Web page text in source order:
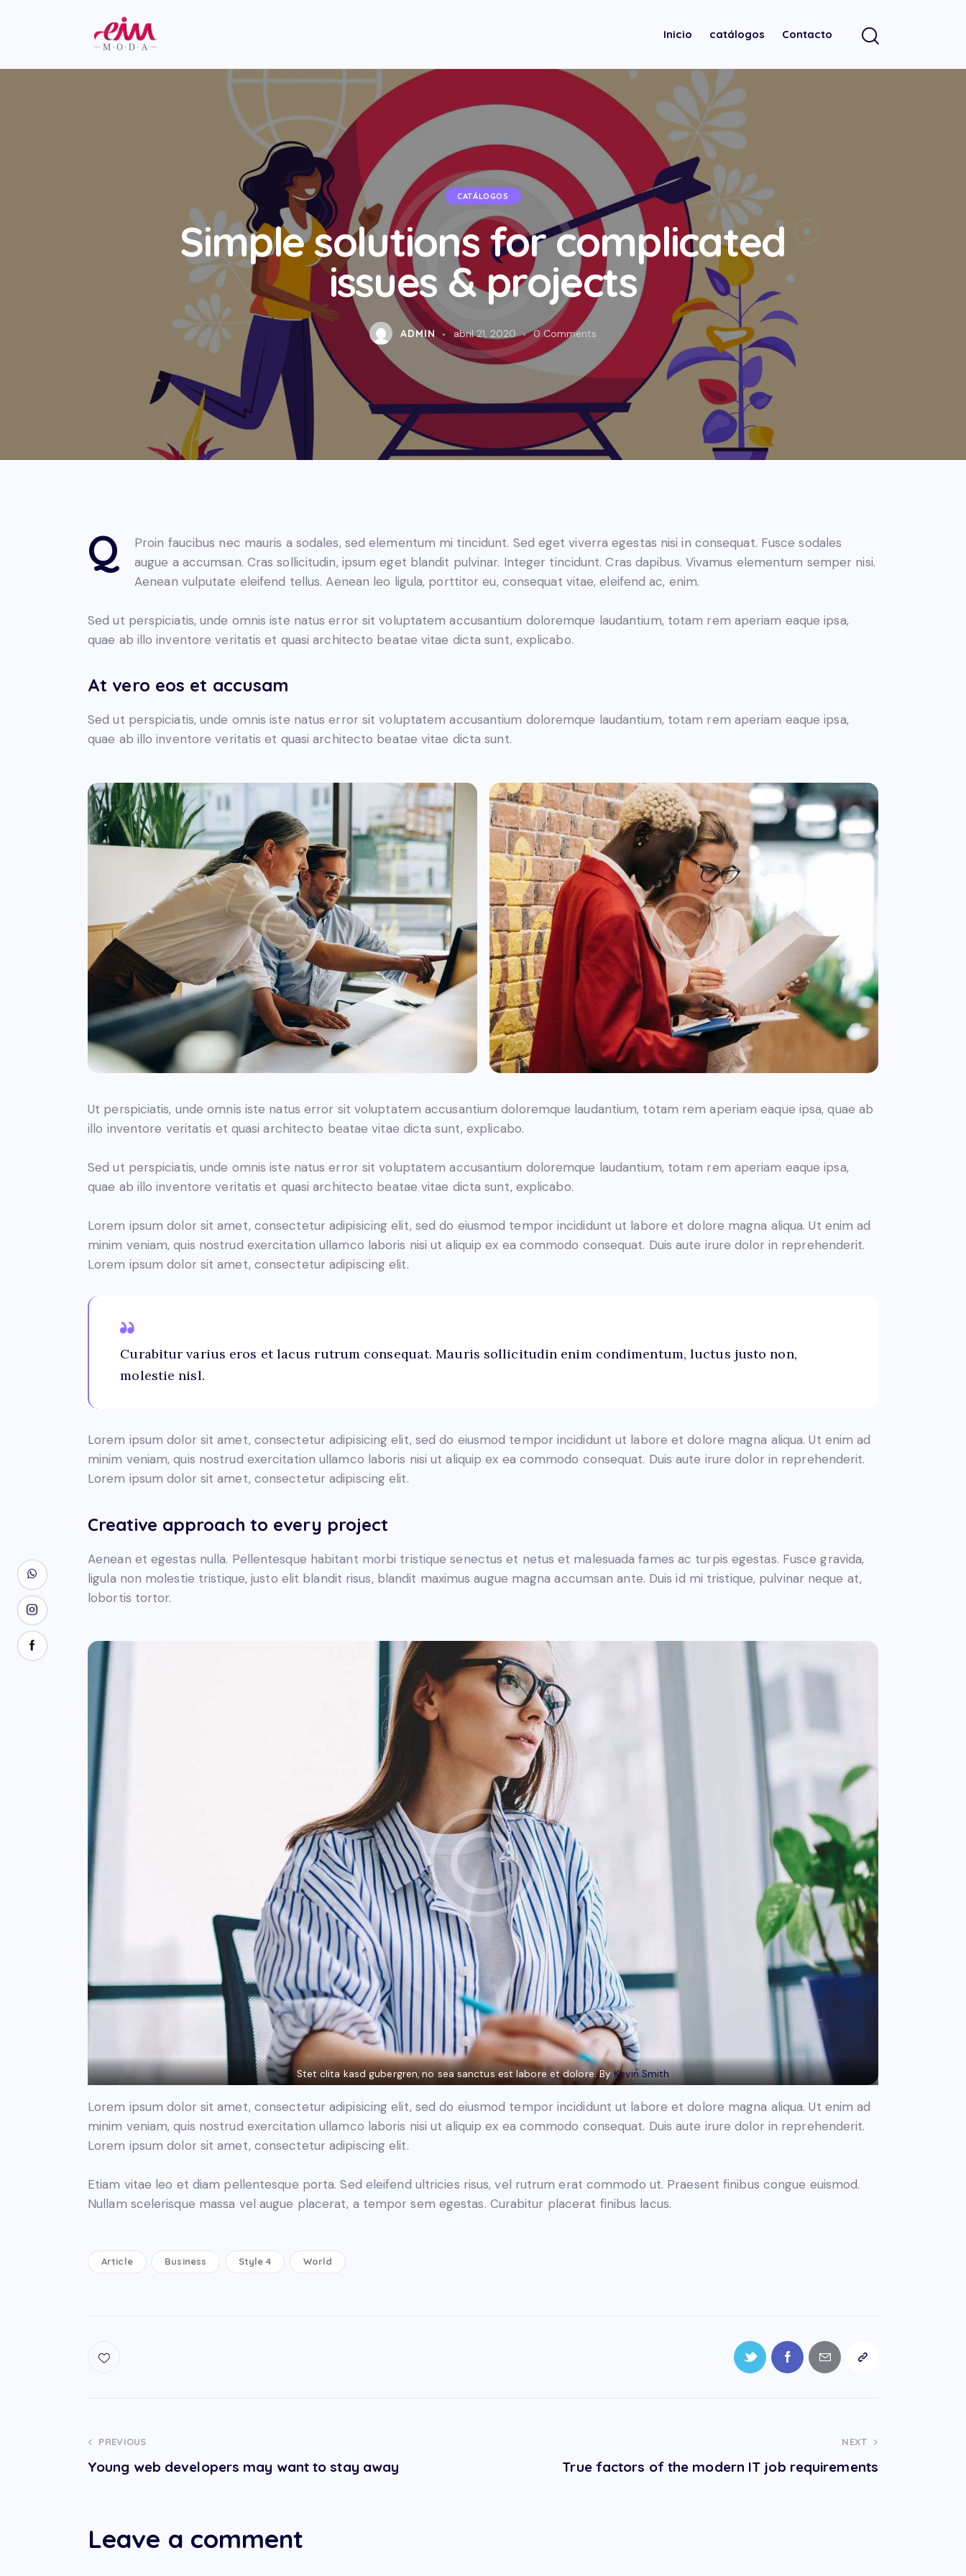
Inicio catálogos Contacto
CATÁLOGOS
Simple solutions for complicated
issues & projects
ADMIN abril 21, 2020 0 Comments
Q
Proin faucibus nec mauris a sodales, sed elementum mi tincidunt. Sed eget viverra egestas nisi in consequat. Fusce sodales
augue a accumsan. Cras sollicitudin, ipsum eget blandit pulvinar. Integer tincidunt. Cras dapibus. Vivamus elementum semper nisi.
Aenean vulputate eleifend tellus. Aenean leo ligula, porttitor eu, consequat vitae, eleifend ac, enim.
Sed ut perspiciatis, unde omnis iste natus error sit voluptatem accusantium doloremque laudantium, totam rem aperiam eaque ipsa,
quae ab illo inventore veritatis et quasi architecto beatae vitae dicta sunt, explicabo.
At vero eos et accusam
Sed ut perspiciatis, unde omnis iste natus error sit voluptatem accusantium doloremque laudantium, totam rem aperiam eaque ipsa,
quae ab illo inventore veritatis et quasi architecto beatae vitae dicta sunt.
Ut perspiciatis, unde omnis iste natus error sit voluptatem accusantium doloremque laudantium, totam rem aperiam eaque ipsa, quae ab
illo inventore veritatis et quasi architecto beatae vitae dicta sunt, explicabo.
Sed ut perspiciatis, unde omnis iste natus error sit voluptatem accusantium doloremque laudantium, totam rem aperiam eaque ipsa,
quae ab illo inventore veritatis et quasi architecto beatae vitae dicta sunt, explicabo.
Lorem ipsum dolor sit amet, consectetur adipisicing elit, sed do eiusmod tempor incididunt ut labore et dolore magna aliqua. Ut enim ad
minim veniam, quis nostrud exercitation ullamco laboris nisi ut aliquip ex ea commodo consequat. Duis aute irure dolor in reprehenderit.
Lorem ipsum dolor sit amet, consectetur adipiscing elit.
Curabitur varius eros et lacus rutrum consequat. Mauris sollicitudin enim condimentum, luctus justo non,
molestie nisl.
Lorem ipsum dolor sit amet, consectetur adipisicing elit, sed do eiusmod tempor incididunt ut labore et dolore magna aliqua. Ut enim ad
minim veniam, quis nostrud exercitation ullamco laboris nisi ut aliquip ex ea commodo consequat. Duis aute irure dolor in reprehenderit.
Lorem ipsum dolor sit amet, consectetur adipiscing elit.
Creative approach to every project
Aenean et egestas nulla. Pellentesque habitant morbi tristique senectus et netus et malesuada fames ac turpis egestas. Fusce gravida,
ligula non molestie tristique, justo elit blandit risus, blandit maximus augue magna accumsan ante. Duis id mi tristique, pulvinar neque at,
lobortis tortor.
Stet clita kasd gubergren, no sea sanctus est labore et dolore. ByKevin Smith
Lorem ipsum dolor sit amet, consectetur adipisicing elit, sed do eiusmod tempor incididunt ut labore et dolore magna aliqua. Ut enim ad
minim veniam, quis nostrud exercitation ullamco laboris nisi ut aliquip ex ea commodo consequat. Duis aute irure dolor in reprehenderit.
Lorem ipsum dolor sit amet, consectetur adipiscing elit.
Etiam vitae leo et diam pellentesque porta. Sed eleifend ultricies risus, vel rutrum erat commodo ut. Praesent finibus congue euismod.
Nullam scelerisque massa vel augue placerat, a tempor sem egestas. Curabitur placerat finibus lacus.
Article Business Style 4 World
Navegación
de
entradas
PREVIOUS
Young web developers may want to stay away
NEXT
True factors of the modern IT job requirements
Leave a comment